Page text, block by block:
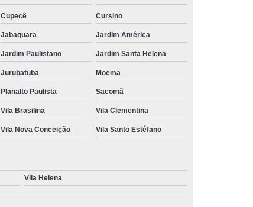
Cupecê Cursino
Jabaquara Jardim América
Jardim Paulistano Jardim Santa Helena
Jurubatuba Moema
Planalto Paulista Sacomã
Vila Brasilina Vila Clementina
Vila Nova Conceição Vila Santo Estéfano
Vila Helena